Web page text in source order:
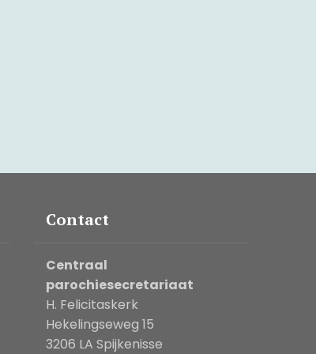
Contact
Centraal
parochiesecretariaat
H. Felicitaskerk
Hekelingseweg 15
3206 LA Spijkenisse